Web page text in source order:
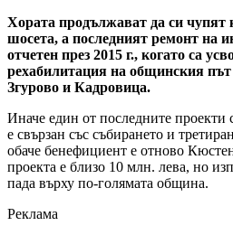
Хората продължават да си чупят
шосета, а последният ремонт на
отчетен през 2015 г., когато са
рехабилитация на общинския
Згурово и Кадровица.
Иначе един от последните проекти
е свързан със събирането и
обаче бенефициент е отново
проекта е близо 10 млн. лева, но
пада върху по-голямата община.
Реклама